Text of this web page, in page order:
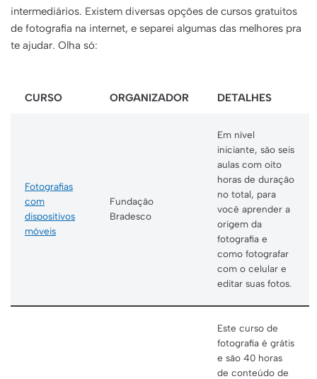
intermediários. Existem diversas opções de cursos gratuitos
de fotografia na internet, e separei algumas das melhores pra
te ajudar. Olha só:
CURSO ORGANIZADOR DETALHES
Fotografias
com
dispositivos
móveis
Fundação
Bradesco
Em nível
iniciante, são seis
aulas com oito
horas de duração
no total, para
você aprender a
origem da
fotografia e
como fotografar
com o celular e
editar suas fotos.
Este curso de
fotografia é grátis
e são 40 horas
de conteúdo de